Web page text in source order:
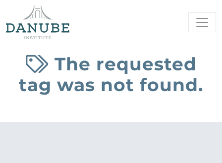
The requested
tag was not found.